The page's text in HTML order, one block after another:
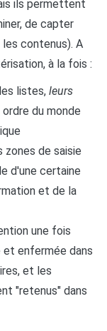
ils permettent
de capter
contenus). A
à la fois :
listes, leurs
du monde
de saisie
d'une certaine
et de la
une fois
enfermée dans
et les
"retenus" dans